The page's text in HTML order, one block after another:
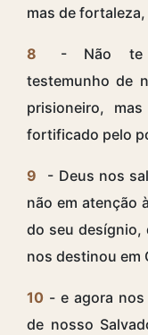
mas de
8
- Não te
testemunho de
prisioneiro,
fortificado pelo
9
- Deus nos
não em atenção
do seu desígnio,
nos destinou em
10 - e agora nos
de nosso